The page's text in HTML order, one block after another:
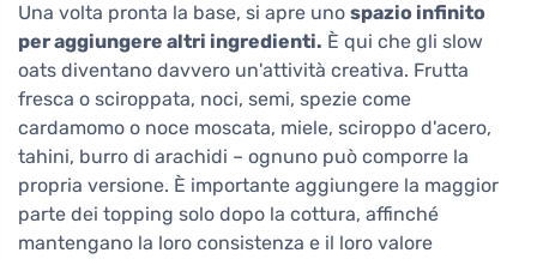
Una volta pronta la base, si apre uno spazio infinito
per aggiungere altri ingredienti. È qui che gli slow
oats diventano davvero un'attività creativa. Frutta
fresca o sciroppata, noci, semi, spezie come
cardamomo o noce moscata, miele, sciroppo d'acero,
tahini, burro di arachidi – ognuno può comporre la
propria versione. È importante aggiungere la maggior
parte dei topping solo dopo la cottura, affinché
mantengano la loro consistenza e il loro valore